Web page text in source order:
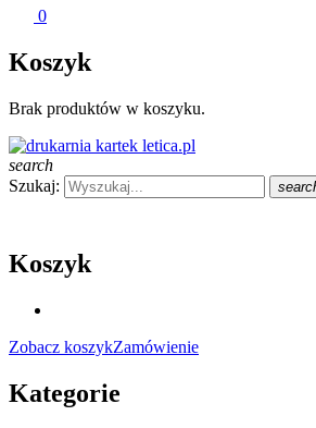
0
Koszyk
Brak produktów w koszyku.
search
Szukaj:
Koszyk
Zobacz koszykZamówienie
Kategorie